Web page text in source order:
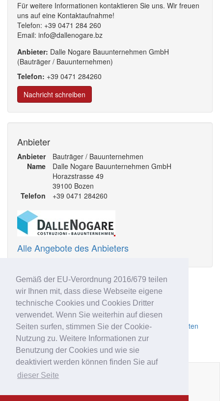
Gemäß der EU-Verordnung 2016/679 teilen
wir Ihnen mit, dass diese Webseite eigene
technische Cookies und Cookies Dritter
verwendet. Wenn Sie weiterhin auf diesen
Seiten surfen, stimmen Sie der Cookie-
Nutzung zu. Weitere Informationen zur
Benutzung der Cookies und wie sie
deaktiviert werden können finden Sie auf
dieser Seite
Für weitere Informationen kontaktieren Sie uns. Wir freuen
uns auf eine Kontaktaufnahme!
Telefon: +39 0471 284 260
Email: info@dallenogare.bz
Anbieter: Dalle Nogare Bauunternehmen GmbH
(Bauträger / Bauunternehmen)
Telefon: +39 0471 284260
Nachricht schreiben
Anbieter
Anbieter
Bauträger / Bauunternehmen
Name
Dalle Nogare Bauunternehmen GmbH
Horazstrasse 49
39100 Bozen
Telefon
+39 0471 284260
Alle Angebote des Anbieters
Ähnliche Anzeigen
Neue, hochwertige Wohnung mit Terrasse
Neu! 3-Zimmer Wohnung mit Garten
Neu! 4-Zimmer Wohnung mit Terrasse
Wohnung 8: 3-Zimmerwohnung mit Terrasse im letzten
Obergeschoss
Neu! 4-Zimmer Wohnung mit Garten
IT02621350210